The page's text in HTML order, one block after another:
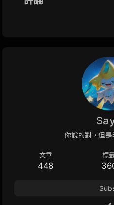
你說的對，但是
文章
448
標